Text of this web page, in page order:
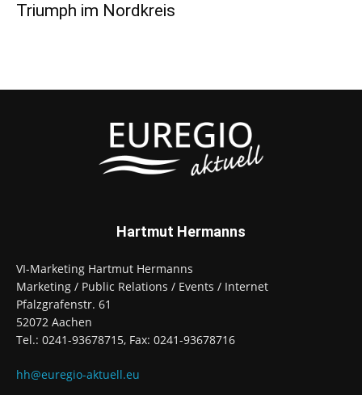
Triumph im Nordkreis
Hartmut Hermanns
VI-Marketing Hartmut Hermanns
Marketing / Public Relations / Events / Internet
Pfalzgrafenstr. 61
52072 Aachen
Tel.: 0241-93678715, Fax: 0241-93678716
hh@euregio-aktuell.eu